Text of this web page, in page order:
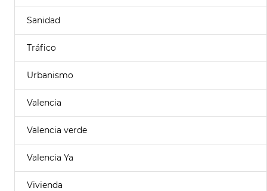
Sanidad
Tráfico
Urbanismo
Valencia
Valencia verde
Valencia Ya
Vivienda